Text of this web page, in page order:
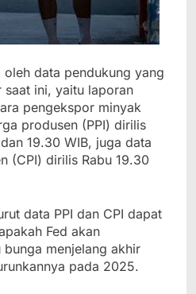
data pendukung yang
ini, yaitu laporan
pengekspor minyak
produsen (PPI) dirilis
19.30 WIB, juga data
(CPI) dirilis Rabu 19.30
data PPI dan CPI dapat
Fed akan
bunga menjelang akhir
pada 2025.